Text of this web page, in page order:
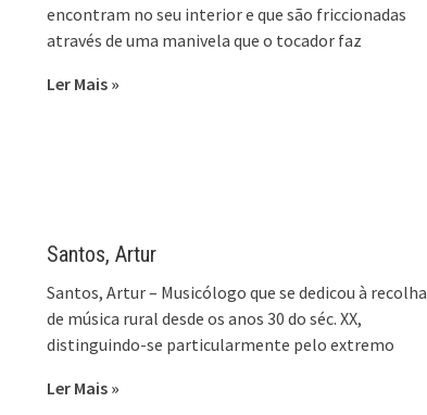
encontram no seu interior e que são friccionadas
através de uma manivela que o tocador faz
Ler Mais »
Santos, Artur
Santos, Artur – Musicólogo que se dedicou à recolha
de música rural desde os anos 30 do séc. XX,
distinguindo-se particularmente pelo extremo
Ler Mais »